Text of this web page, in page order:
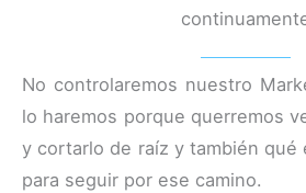
No controlaremos nuestro
lo haremos porque querremos
y cortarlo de raíz y también qué
para seguir por ese camino.